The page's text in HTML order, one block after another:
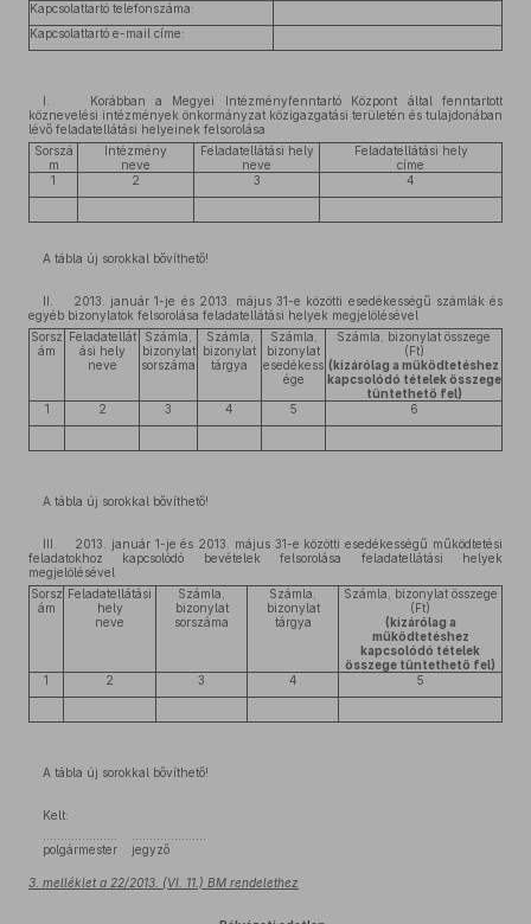
Kapcsolattartó telefonszáma:
Kapcsolattartó e-mail címe:
I. Korábban a Megyei Intézményfenntartó Központ által fenntartott
köznevelési intézmények önkormányzat közigazgatási területén és tulajdonában
lévő feladatellátási helyeinek felsorolása
Sorszá
m
Intézmény
neve
Feladatellátási hely
neve
Feladatellátási hely
címe
1
2 3 4
A tábla új sorokkal bővíthető!
II. 2013. január 1-je és 2013. május 31-e közötti esedékességű számlák és
egyéb bizonylatok felsorolása feladatellátási helyek megjelölésével
Sorsz
ám
Feladatellát
ási hely
neve
Számla,
bizonylat
sorszáma
Számla,
bizonylat
tárgya
Számla,
bizonylat
esedékess
ége
Számla, bizonylat összege
(Ft)
(kizárólag a működtetéshez
kapcsolódó tételek összege
tüntethető fel)
1
2 3 4 5 6
A tábla új sorokkal bővíthető!
III. 2013. január 1-je és 2013. május 31-e közötti esedékességű működtetési
feladatokhoz kapcsolódó bevételek felsorolása feladatellátási helyek
megjelölésével
Sorsz
ám
Feladatellátási
hely
neve
Számla,
bizonylat
sorszáma
Számla,
bizonylat
tárgya
Számla, bizonylat összege
(Ft)
(kizárólag a
működtetéshez
kapcsolódó tételek
összege tüntethető fel)
1
2 3 4 5
A tábla új sorokkal bővíthető!
Kelt:
polgármester jegyző
3. melléklet a 22/2013. (VI. 11.) BM rendelethez